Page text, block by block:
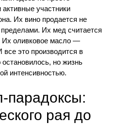
участники
Их вино продается не
пределами. Их мед считается
Их оливковое масло —
это производится в
но жизнь
интенсивностью.
парадоксы:
рая до